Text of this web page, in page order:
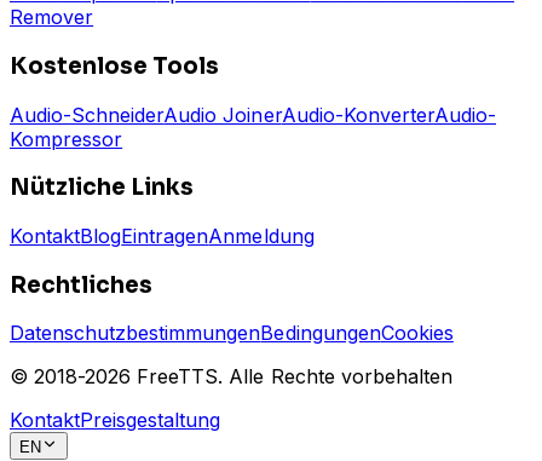
Remover
Kostenlose Tools
Audio-SchneiderAudio JoinerAudio-KonverterAudio-
Kompressor
Nützliche Links
KontaktBlogEintragenAnmeldung
Rechtliches
DatenschutzbestimmungenBedingungenCookies
© 2018-2026 FreeTTS. Alle Rechte vorbehalten
KontaktPreisgestaltung
EN